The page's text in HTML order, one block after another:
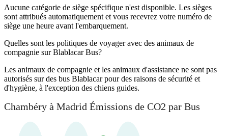
Aucune catégorie de siège spécifique n'est disponible. Les sièges
sont attribués automatiquement et vous recevrez votre numéro de
siège une heure avant l'embarquement.
Quelles sont les politiques de voyager avec des animaux de
compagnie sur Blablacar Bus?
Les animaux de compagnie et les animaux d'assistance ne sont pas
autorisés sur des bus Blablacar pour des raisons de sécurité et
d'hygiène, à l'exception des chiens guides.
Chambéry à Madrid Émissions de CO2 par Bus